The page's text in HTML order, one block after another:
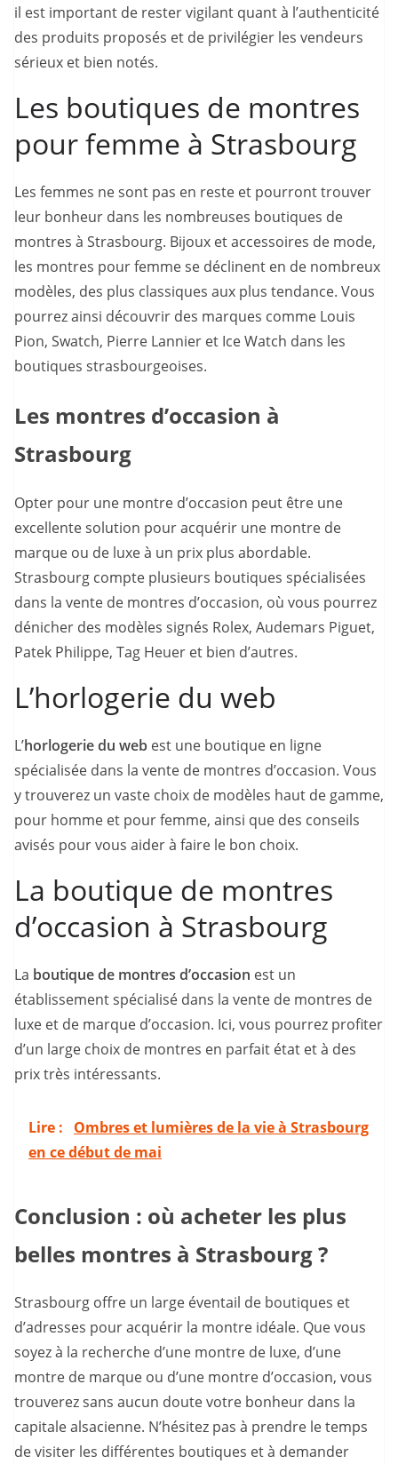
il est important de rester vigilant quant à l’authenticité
des produits proposés et de privilégier les vendeurs
sérieux et bien notés.
Les boutiques de montres
pour femme à Strasbourg
Les femmes ne sont pas en reste et pourront trouver
leur bonheur dans les nombreuses boutiques de
montres à Strasbourg. Bijoux et accessoires de mode,
les montres pour femme se déclinent en de nombreux
modèles, des plus classiques aux plus tendance. Vous
pourrez ainsi découvrir des marques comme Louis
Pion, Swatch, Pierre Lannier et Ice Watch dans les
boutiques strasbourgeoises.
Les montres d’occasion à
Strasbourg
Opter pour une montre d’occasion peut être une
excellente solution pour acquérir une montre de
marque ou de luxe à un prix plus abordable.
Strasbourg compte plusieurs boutiques spécialisées
dans la vente de montres d’occasion, où vous pourrez
dénicher des modèles signés Rolex, Audemars Piguet,
Patek Philippe, Tag Heuer et bien d’autres.
L’horlogerie du web
L’horlogerie du web est une boutique en ligne
spécialisée dans la vente de montres d’occasion. Vous
y trouverez un vaste choix de modèles haut de gamme,
pour homme et pour femme, ainsi que des conseils
avisés pour vous aider à faire le bon choix.
La boutique de montres
d’occasion à Strasbourg
La boutique de montres d’occasion est un
établissement spécialisé dans la vente de montres de
luxe et de marque d’occasion. Ici, vous pourrez profiter
d’un large choix de montres en parfait état et à des
prix très intéressants.
Lire :
Ombres et lumières de la vie à Strasbourg
en ce début de mai
Conclusion : où acheter les plus
belles montres à Strasbourg ?
Strasbourg offre un large éventail de boutiques et
d’adresses pour acquérir la montre idéale. Que vous
soyez à la recherche d’une montre de luxe, d’une
montre de marque ou d’une montre d’occasion, vous
trouverez sans aucun doute votre bonheur dans la
capitale alsacienne. N’hésitez pas à prendre le temps
de visiter les différentes boutiques et à demander